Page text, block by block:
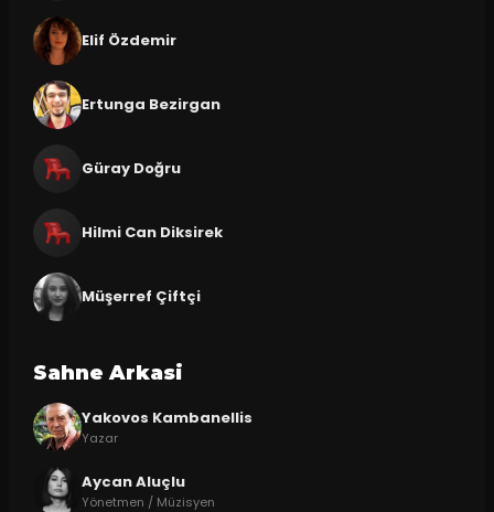
Elif Özdemir
Ertunga Bezirgan
Güray Doğru
Hilmi Can Diksirek
Müşerref Çiftçi
Sahne Arkasi
Yakovos Kambanellis
Yazar
Aycan Aluçlu
Yönetmen / Müzisyen